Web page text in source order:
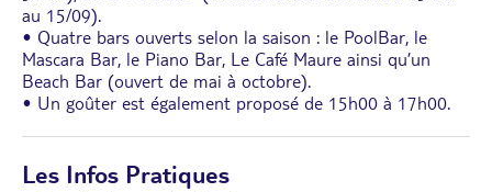
au 15/09).
• Quatre bars ouverts selon la saison : le PoolBar, le
Mascara Bar, le Piano Bar, Le Café Maure ainsi qu’un
Beach Bar (ouvert de mai à octobre).
• Un goûter est également proposé de 15h00 à 17h00.
Les Infos Pratiques